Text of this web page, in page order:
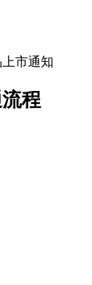
市通知
程